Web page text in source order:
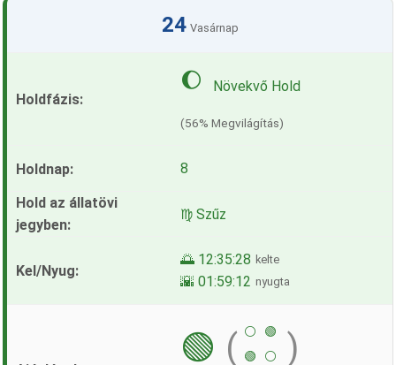
24 Vasárnap
🌔 Növekvő Hold
(56% Megvilágítás)
8
♍ Szűz
🌅 12:35:28 kelte
🌇 01:59:12 nyugta
🟢 ( ⚪
🟢
🟢
⚪ )